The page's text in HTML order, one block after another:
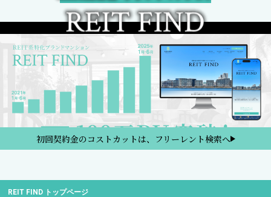
初回契約金のコストカットは、フリーレント検索へ
REIT FIND トップページ